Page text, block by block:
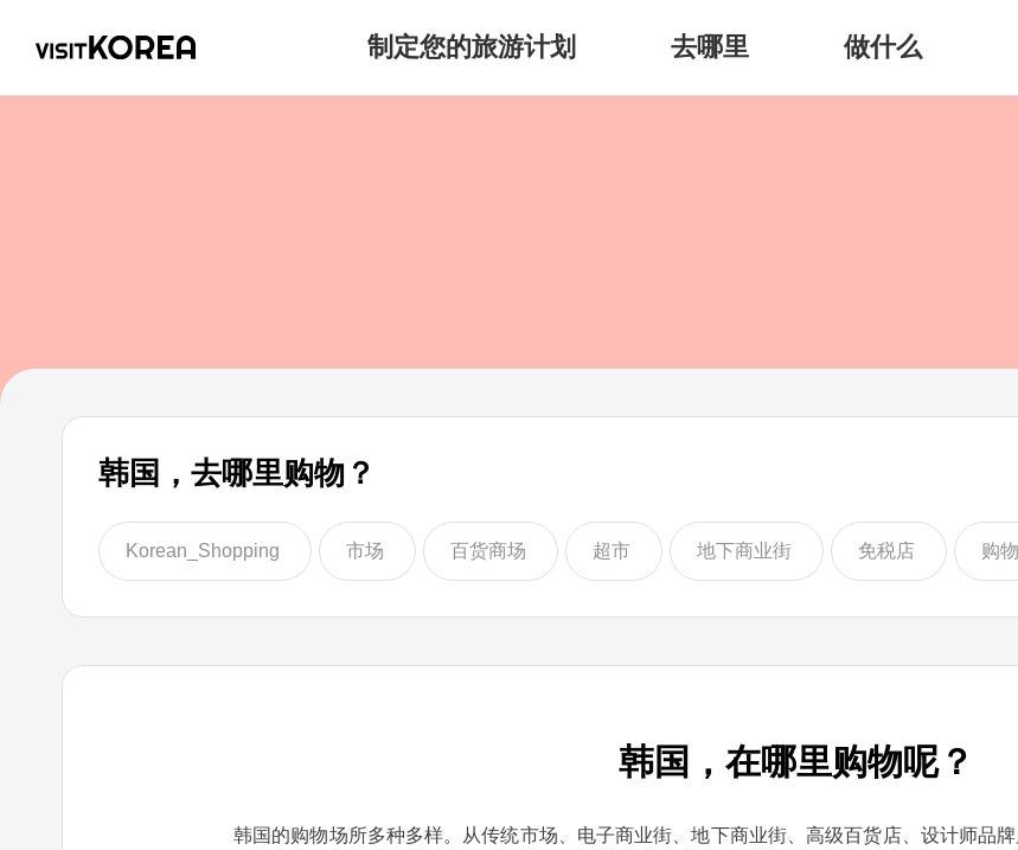
制定您的旅游计划 去哪里 做什么
韩国，去哪里购物？
Korean_Shopping 市场 百货商场 超市 地下商业街 免税店 购
韩国，在哪里购物呢？
韩国的购物场所多种多样。从传统市场、电子商业街、地下商业街、高级百货店、设计师品